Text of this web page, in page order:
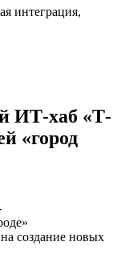
интеграция,
ИТ-хаб «Т-
«город
создание новых